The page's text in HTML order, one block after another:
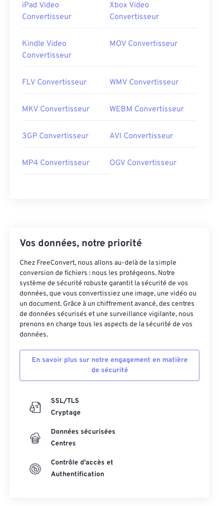
iPad Video
Convertisseur
Xbox Video
Convertisseur
Kindle Video
Convertisseur
MOV Convertisseur
FLV Convertisseur WMV Convertisseur
MKV Convertisseur WEBM Convertisseur
3GP Convertisseur AVI Convertisseur
MP4 Convertisseur OGV Convertisseur
Vos données, notre priorité
Chez FreeConvert, nous allons au-delà de la simple
conversion de fichiers : nous les protégeons. Notre
système de sécurité robuste garantit la sécurité de vos
données, que vous convertissiez une image, une vidéo ou
un document. Grâce à un chiffrement avancé, des centres
de données sécurisés et une surveillance vigilante, nous
prenons en charge tous les aspects de la sécurité de vos
données.
En savoir plus sur notre engagement en matière
de sécurité
SSL/TLS
Cryptage
Données sécurisées
Centres
Contrôle d'accès et
Authentification